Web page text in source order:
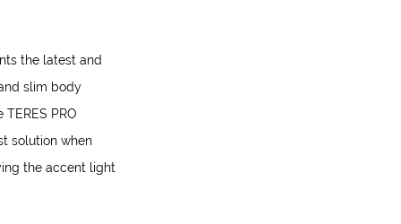
the latest and
slim body
PRO
solution when
the accent light